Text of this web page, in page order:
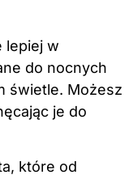
lepiej w
do nocnych
świetle. Możesz
je do
które od